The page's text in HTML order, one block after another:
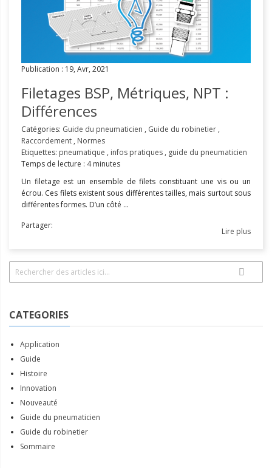
Publication : 19, Avr, 2021
Filetages BSP, Métriques, NPT :
Différences
Catégories: Guide du pneumaticien , Guide du robinetier ,
Raccordement , Normes
Etiquettes: pneumatique , infos pratiques , guide du pneumaticien
Temps de lecture : 4 minutes
Un filetage est un ensemble de filets constituant une vis ou un
écrou. Ces filets existent sous différentes tailles, mais surtout sous
différentes formes. D’un côté ...
Lire plus
Partager:
Rechercher
CATEGORIES
Application
Guide
Histoire
Innovation
Nouveauté
Guide du pneumaticien
Guide du robinetier
Sommaire